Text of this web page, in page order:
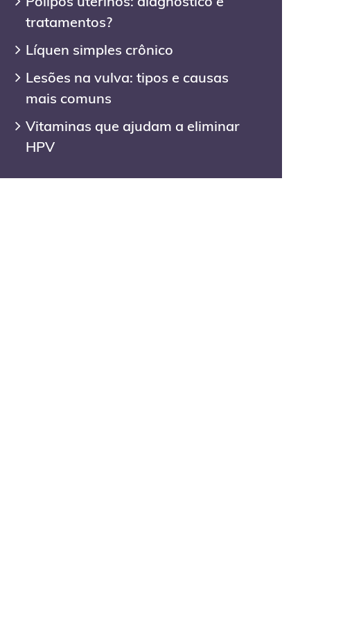
tratamentos?
Líquen simples crônico
Lesões na vulva: tipos e causas
mais comuns
Vitaminas que ajudam a eliminar
HPV